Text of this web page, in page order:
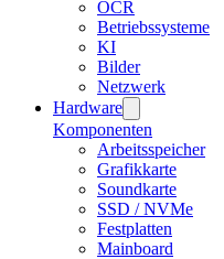
OCR
Betriebssysteme
KI
Bilder
Netzwerk
Hardware
Komponenten
Arbeitsspeicher
Grafikkarte
Soundkarte
SSD / NVMe
Festplatten
Mainboard